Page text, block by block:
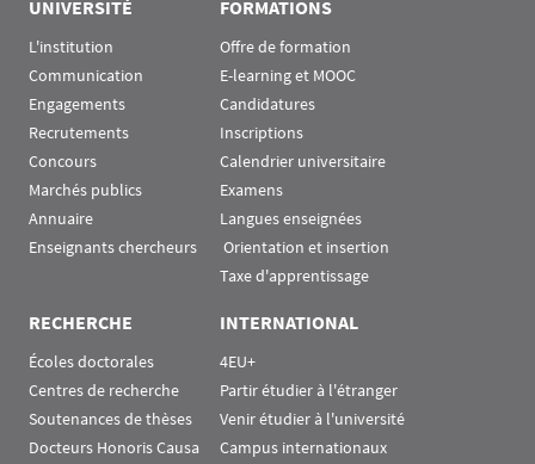
UNIVERSITÉ
L'institution
Communication
Engagements
Recrutements
Concours
Marchés publics
Annuaire
Enseignants chercheurs
FORMATIONS
Offre de formation
E-learning et MOOC
Candidatures
Inscriptions
Calendrier universitaire
Examens
Langues enseignées
Orientation et insertion
Taxe d'apprentissage
RECHERCHE
Écoles doctorales
Centres de recherche
Soutenances de thèses
Docteurs Honoris Causa
INTERNATIONAL
4EU+
Partir étudier à l'étranger
Venir étudier à l'université
Campus internationaux